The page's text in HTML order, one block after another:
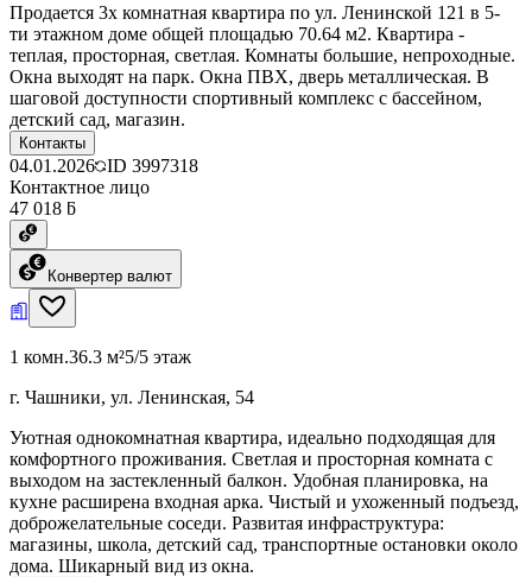
Продается 3х комнатная квартира по ул. Ленинской 121 в 5-
ти этажном доме общей площадью 70.64 м2. Квартира -
теплая, просторная, светлая. Комнаты большие, непроходные.
Окна выходят на парк. Окна ПВХ, дверь металлическая. В
шаговой доступности спортивный комплекс с бассейном,
детский сад, магазин.
Контакты
04.01.2026 ID 3997318
Контактное лицо
47 018 ƃ
Конвертер валют
1 комн.36.3 м²5/5 этаж
г. Чашники, ул. Ленинская, 54
Уютная однокомнатная квартира, идеально подходящая для
комфортного проживания. Светлая и просторная комната с
выходом на застекленный балкон. Удобная планировка, на
кухне расширена входная арка. Чистый и ухоженный подъезд,
доброжелательные соседи. Развитая инфраструктура:
магазины, школа, детский сад, транспортные остановки около
дома. Шикарный вид из окна.